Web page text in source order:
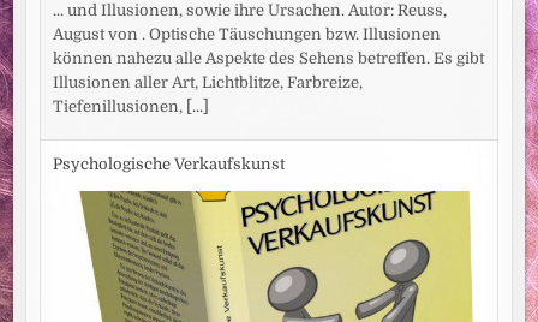
... und Illusionen, sowie ihre Ursachen. Autor: Reuss,
August von . Optische Täuschungen bzw. Illusionen
können nahezu alle Aspekte des Sehens betreffen. Es gibt
Illusionen aller Art, Lichtblitze, Farbreize,
Tiefenillusionen, [...]
Psychologische Verkaufskunst